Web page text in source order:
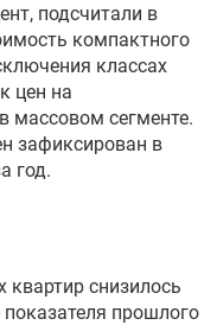
подсчитали в
компактного
классах
цен на
массовом сегменте.
зафиксирован в
год.
снизилось
прошлого